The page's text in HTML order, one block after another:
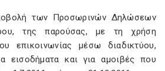
των Προσωρινών Δηλώσεων
της παρούσας, με τη χρήση
επικοινωνίας μέσω διαδικτύου,
εισοδήματα και για αμοιβές που